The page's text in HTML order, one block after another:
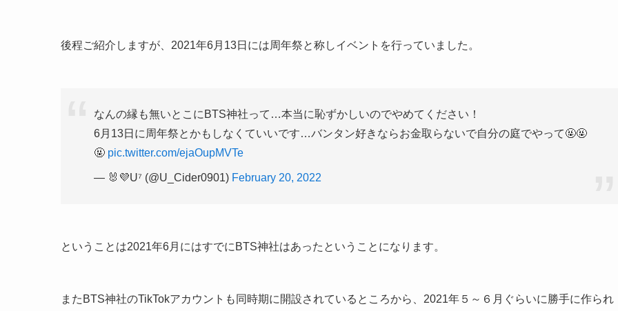
後程ご紹介しますが、2021年6月13日には周年祭と称しイベントを行っていました。
なんの縁も無いとこにBTS神社って…本当に恥ずかしいのでやめてください！
6月13日に周年祭とかもしなくていいです…バンタン好きならお金取らないで自分の庭でやって🤬🤬
🤬 pic.twitter.com/ejaOupMVTe
— 🐰💜U⁷ (@U_Cider0901) February 20, 2022
ということは2021年6月にはすでにBTS神社はあったということになります。
またBTS神社のTikTokアカウントも同時期に開設されているところから、2021年５～６月ぐらいに勝手に作られ